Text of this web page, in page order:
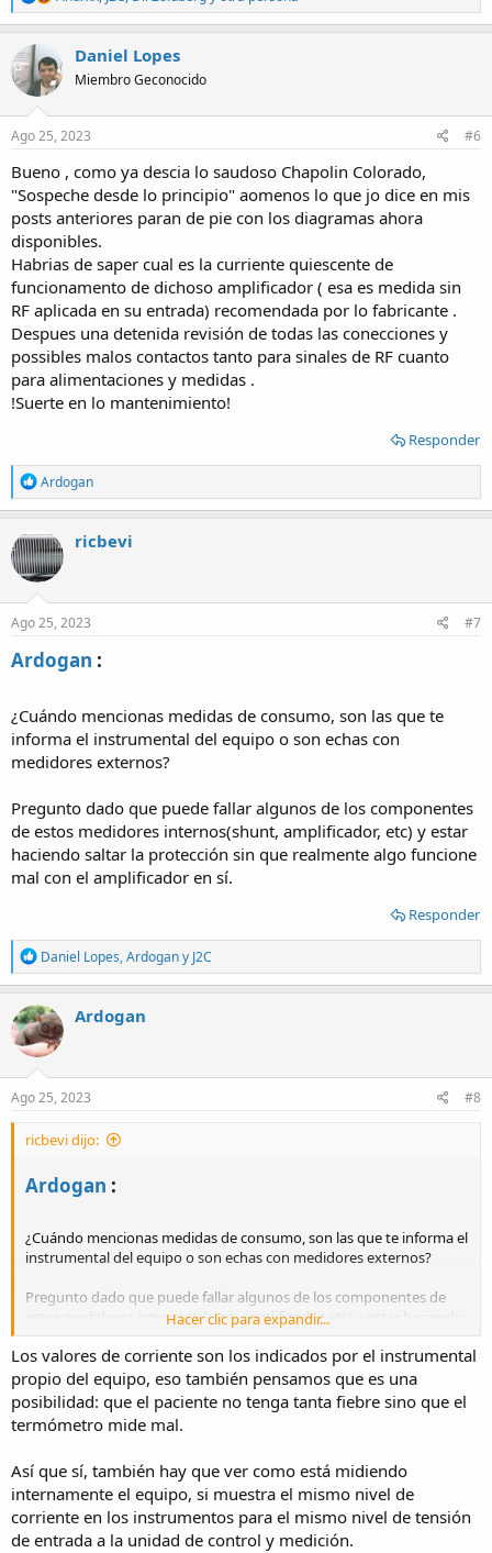
e
a
t
i
n
Daniel Lopes
Miembro Geconocido
Ago 25, 2023 #6
Bueno , como ya descia lo saudoso Chapolin Colorado,
"Sospeche desde lo principio" aomenos lo que jo dice en mis
posts anteriores paran de pie con los diagramas ahora
disponibles.
Habrias de saper cual es la curriente quiescente de
funcionamento de dichoso amplificador ( esa es medida sin
RF aplicada en su entrada) recomendada por lo fabricante .
Despues una detenida revisión de todas las conecciones y
possibles malos contactos tanto para sinales de RF cuanto
para alimentaciones y medidas .
!Suerte en lo mantenimiento!
Responder
R
e
a
c
t
i
o
n
s
Ardogan
ricbevi
Ago 25, 2023 #7
Ardogan :​
¿Cuándo mencionas medidas de consumo, son las que te
informa el instrumental del equipo o son echas con
medidores externos?
Pregunto dado que puede fallar algunos de los componentes
de estos medidores internos(shunt, amplificador, etc) y estar
haciendo saltar la protección sin que realmente algo funcione
mal con el amplificador en sí.
Responder
R
e
a
c
t
i
o
n
s
Daniel Lopes,Ardogany J2C
Ardogan
Ago 25, 2023 #8
ricbevi dijo:
Ardogan :​
¿Cuándo mencionas medidas de consumo, son las que te informa el
instrumental del equipo o son echas con medidores externos?
Pregunto dado que puede fallar algunos de los componentes de
estos medidores internos(shunt, amplificador, etc) y estar haciendo
amplificador en sí.
Hacer clic para expandir...
Los valores de corriente son los indicados por el instrumental
propio del equipo, eso también pensamos que es una
posibilidad: que el paciente no tenga tanta fiebre sino que el
termómetro mide mal.
Así que sí, también hay que ver como está midiendo
internamente el equipo, si muestra el mismo nivel de
corriente en los instrumentos para el mismo nivel de tensión
de entrada a la unidad de control y medición.